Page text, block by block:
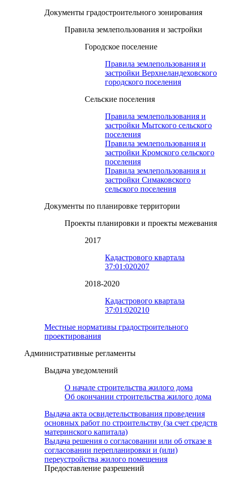
Документы градостроительного зонирования
Правила землепользования и застройки
Городское поселение
Правила землепользования и
застройки Верхнеландеховского
городского поселения
Сельские поселения
Правила землепользования и
застройки Мытского сельского
поселения
Правила землепользования и
застройки Кромского сельского
поселения
Правила землепользования и
застройки Симаковского
сельского поселения
Документы по планировке территории
Проекты планировки и проекты межевания
2017
Кадастрового квартала
37:01:020207
2018-2020
Кадастрового квартала
37:01:020210
Местные нормативы градостроительного
проектирования
Административные регламенты
Выдача уведомлений
О начале строительства жилого дома
Об окончании строительства жилого дома
Выдача акта освидетельствования проведения
основных работ по строительству (за счет средств
материнского капитала)
Выдача решения о согласовании или об отказе в
согласовании перепланировки и (или)
переустройства жилого помещения
Предоставление разрешений